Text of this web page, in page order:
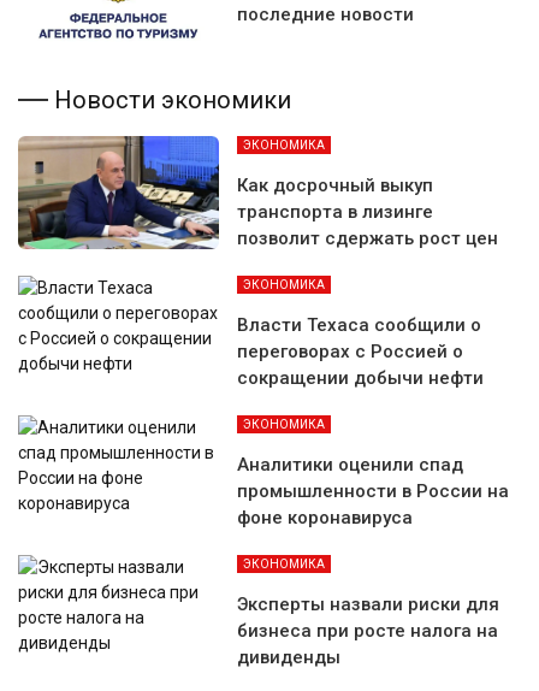
последние новости
Новости экономики
ЭКОНОМИКА
Как досрочный выкуп
транспорта в лизинге
позволит сдержать рост цен
ЭКОНОМИКА
Власти Техаса сообщили о
переговорах с Россией о
сокращении добычи нефти
ЭКОНОМИКА
Аналитики оценили спад
промышленности в России на
фоне коронавируса
ЭКОНОМИКА
Эксперты назвали риски для
бизнеса при росте налога на
дивиденды